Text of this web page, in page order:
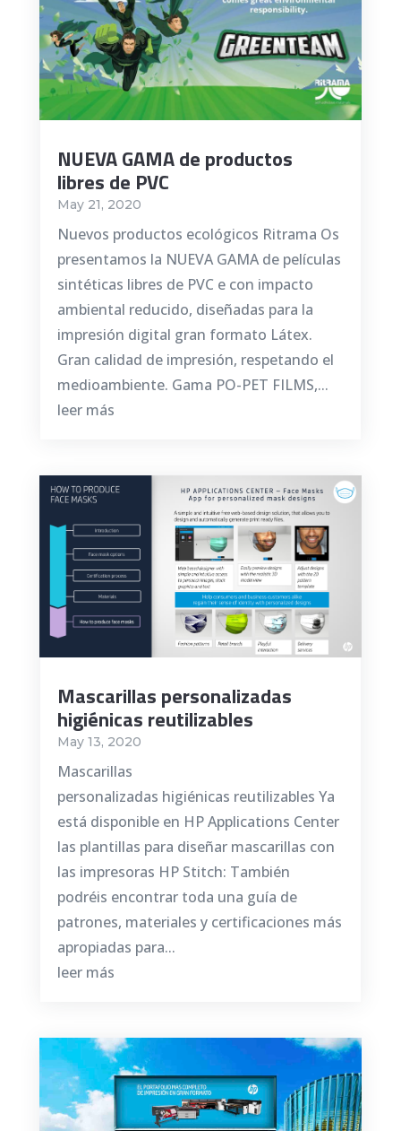
NUEVA GAMA de productos
libres de PVC
May 21, 2020
Nuevos productos ecológicos Ritrama Os
presentamos la NUEVA GAMA de películas
sintéticas libres de PVC e con impacto
ambiental reducido, diseñadas para la
impresión digital gran formato Látex.
Gran calidad de impresión, respetando el
medioambiente. Gama PO-PET FILMS,...
leer más
Mascarillas personalizadas
higiénicas reutilizables
May 13, 2020
Mascarillas
personalizadas higiénicas reutilizables Ya
está disponible en HP Applications Center
las plantillas para diseñar mascarillas con
las impresoras HP Stitch: También
podréis encontrar toda una guía de
patrones, materiales y certificaciones más
apropiadas para...
leer más